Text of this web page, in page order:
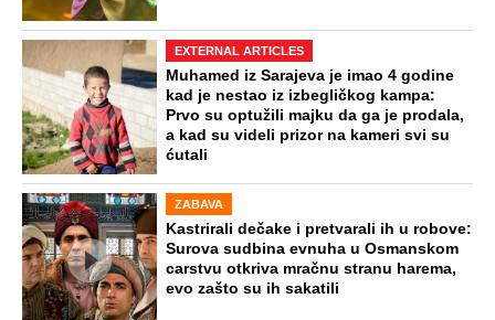
EXTERNAL ARTICLES
Muhamed iz Sarajeva je imao 4 godine
kad je nestao iz izbegličkog kampa:
Prvo su optužili majku da ga je prodala,
a kad su videli prizor na kameri svi su
ćutali
ZABAVA
Kastrirali dečake i pretvarali ih u robove:
Surova sudbina evnuha u Osmanskom
carstvu otkriva mračnu stranu harema,
evo zašto su ih sakatili